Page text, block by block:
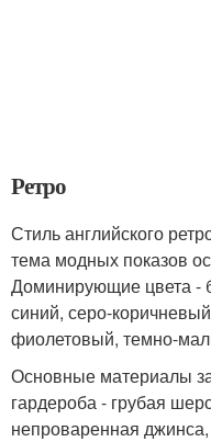
Ретро
Стиль английского
тема модных показов
Доминирующие цвета -
синий, серо-
фиолетовый, темно-
Основные материалы
гардероба - грубая
непроваренная джинса,